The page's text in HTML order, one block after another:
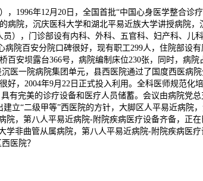
年12月20日，全国首批“中国心身医学整合诊
病院，沉庆医科大学和湖北平易近族大学讲授病院
），门诊部设有内科、外科、五官科、妇产科、
院百安分院口碑很好，现有职工299人，住院部
安坝露台366号，病院编制床位230张，同时，病
医一院病院集团单元，县西医院通过了国度西医
，2004年9月22日正式投入利用。全科医师规范
有完美的诊疗设备和医疗人员储蓄。会议由病院党
立“二级甲等”西医院的方针，大脚区人平易近病
，第八人平易近病院-附院疾病医疗设备齐备，正
非曲管从属病院，第八人平易近病院-附院疾病医
医院？